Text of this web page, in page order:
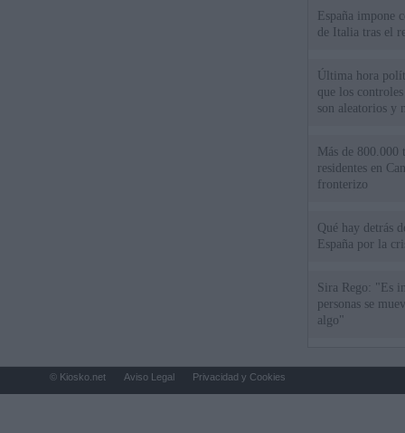
España impone
de Italia tras el
Última hora
que los
son aleatorios y
Más de 800.000
residentes en
fronterizo
Qué hay detrás
España por la
Sira Rego: "Es
personas se
algo"
© Kiosko.net Aviso Legal Privacidad y Cookies